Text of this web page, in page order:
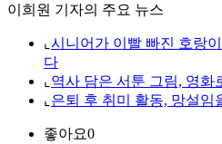
이희원 기자의 주요 뉴스
⌞ 시니어가 이빨 빠진 호랑
다
⌞ 역사 담은 서툰 그림, 영화
⌞ 은퇴 후 취미 활동, 망설임
좋아요0